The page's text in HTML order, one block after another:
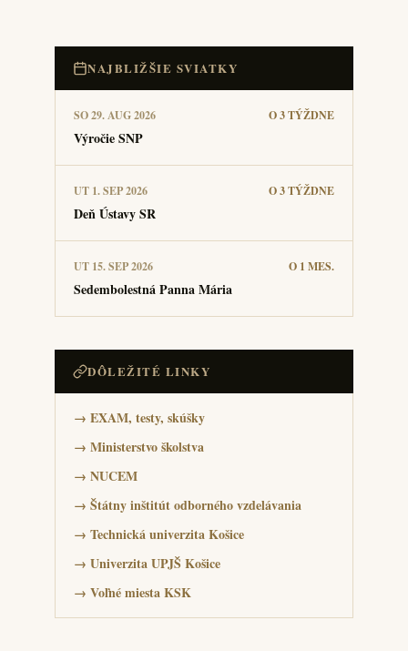
NAJBLIŽŠIE SVIATKY
SO 29. AUG 2026 O 3 TÝŽDNE
Výročie SNP
UT 1. SEP 2026 O 3 TÝŽDNE
Deň Ústavy SR
UT 15. SEP 2026 O 1 MES.
Sedembolestná Panna Mária
DÔLEŽITÉ LINKY
→ EXAM, testy, skúšky
→ Ministerstvo školstva
→ NUCEM
→ Štátny inštitút odborného vzdelávania
→ Technická univerzita Košice
→ Univerzita UPJŠ Košice
→ Voľné miesta KSK